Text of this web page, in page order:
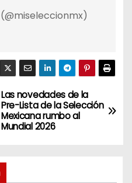
Las novedades de la
Pre-Lista de la Selección
Mexicana rumbo al
Mundial 2026